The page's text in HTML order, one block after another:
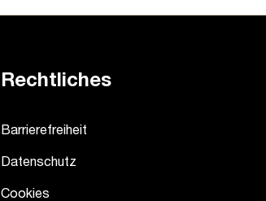
Rechtliches
Barrierefreiheit
Datenschutz
Cookies